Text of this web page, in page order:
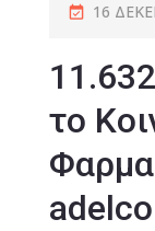
16
το
adelco